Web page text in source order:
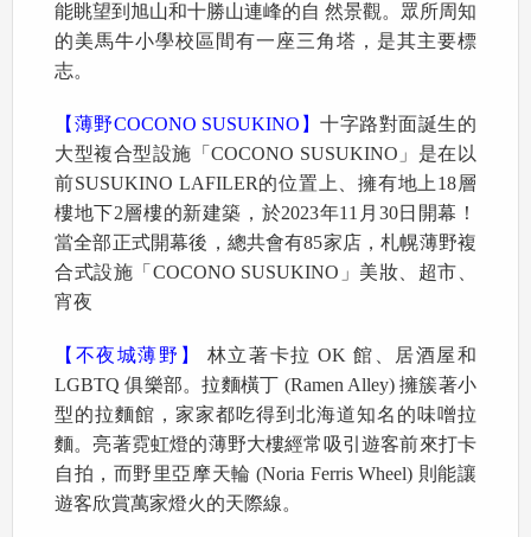
能眺望到旭山和十勝山連峰的自 然景觀。眾所周知
的美馬牛小學校區間有一座三角塔，是其主要標
志。
【薄野COCONO SUSUKINO】十字路對面誕生的
大型複合型設施「COCONO SUSUKINO」是在以
前SUSUKINO LAFILER的位置上、擁有地上18層
樓地下2層樓的新建築，於2023年11月30日開幕！
當全部正式開幕後，總共會有85家店，札幌薄野複
合式設施「COCONO SUSUKINO」美妝、超市、
宵夜
【不夜城薄野】 林立著卡拉 OK 館、居酒屋和
LGBTQ 俱樂部。拉麵橫丁 (Ramen Alley) 擁簇著小
型的拉麵館，家家都吃得到北海道知名的味噌拉
麵。亮著霓虹燈的薄野大樓經常吸引遊客前來打卡
自拍，而野里亞摩天輪 (Noria Ferris Wheel) 則能讓
遊客欣賞萬家燈火的天際線。